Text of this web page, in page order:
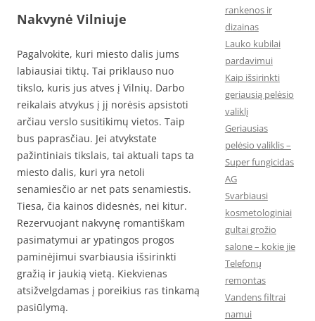
Nakvynė Vilniuje
Pagalvokite, kuri miesto dalis jums
labiausiai tiktų. Tai priklauso nuo
tikslo, kuris jus atves į Vilnių. Darbo
reikalais atvykus į jį norėsis apsistoti
arčiau verslo susitikimų vietos. Taip
bus paprasčiau. Jei atvykstate
pažintiniais tikslais, tai aktuali taps ta
miesto dalis, kuri yra netoli
senamiesčio ar net pats senamiestis.
Tiesa, čia kainos didesnės, nei kitur.
Rezervuojant nakvynę romantiškam
pasimatymui ar ypatingos progos
paminėjimui svarbiausia išsirinkti
gražią ir jaukią vietą. Kiekvienas
atsižvelgdamas į poreikius ras tinkamą
pasiūlymą.
rankenos ir
dizainas
Lauko kubilai
pardavimui
Kaip išsirinkti
geriausią pelėsio
valiklį
Geriausias
pelėsio valiklis –
Super fungicidas
AG
Svarbiausi
kosmetologiniai
gultai grožio
salone – kokie jie
Telefonų
remontas
Vandens filtrai
namui